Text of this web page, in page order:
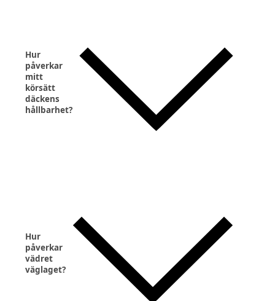
Hur
påverkar
mitt
körsätt
däckens
hållbarhet?
Hur
påverkar
vädret
väglaget?